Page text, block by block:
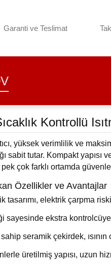
Garanti ve Teslimat
Kontrollü
yüksek verimlilik ve
sabit tutar. Kompakt
çok farklı ortamda
Özellikler ve Avantajlar
tasarımı, elektrik çarpma
sayesinde ekstra
seramik çekirdek, ısının
üretilmiş yapısı, uzun